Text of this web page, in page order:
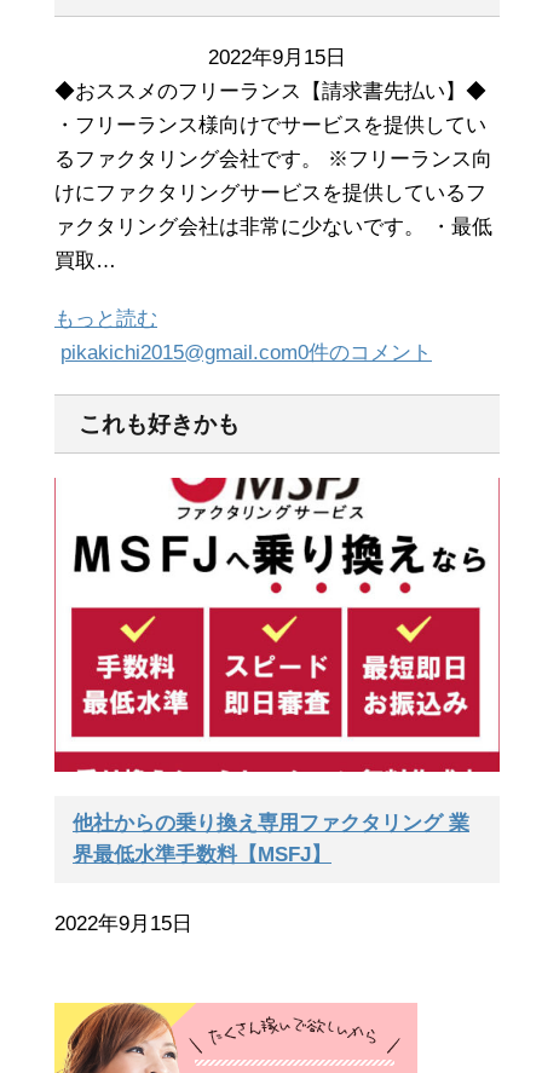
2022年9月15日
◆おススメのフリーランス【請求書先払い】◆
・フリーランス様向けでサービスを提供してい
るファクタリング会社です。 ※フリーランス向
けにファクタリングサービスを提供しているフ
ァクタリング会社は非常に少ないです。 ・最低
買取…
もっと読む
pikakichi2015@gmail.com0件のコメント
これも好きかも
他社からの乗り換え専用ファクタリング 業
界最低水準手数料【MSFJ】
2022年9月15日